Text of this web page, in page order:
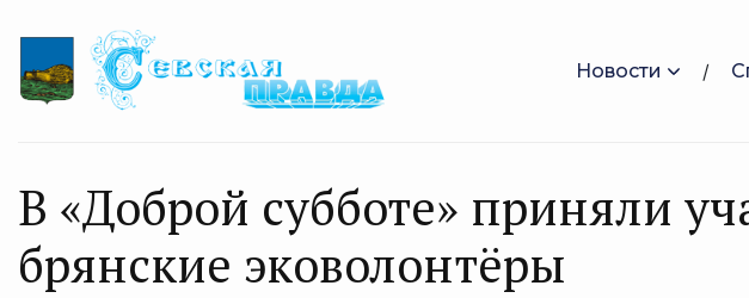
Новости
В «Доброй субботе» приняли
брянские эковолонтёры